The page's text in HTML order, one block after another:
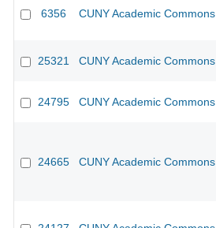
6356 CUNY Academic Commons
25321 CUNY Academic Commons
24795 CUNY Academic Commons
24665 CUNY Academic Commons